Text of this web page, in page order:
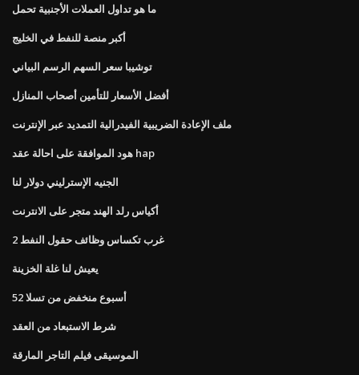
ما هو تداول العملات الأجنبية تحمل
أكبر منصة للنفط في الخليج
توشيبا سعر السهم الرسم البياني
أفضل الأسعار للتأمين أصحاب المنازل
ملف الإعادة الضريبية الفيدرالية التمديد عبر الإنترنت
هود الموافقة على احالة عقد hap
الجنيه الإسترليني دولار لنا
أكياس رلد الهند متجر على الانترنت
غرب تكساس وظائف حقول النفط 2
يعيش لنا غلة الخزينة
52 أسبوع منخفض من تسلا
شرط الاستبعاد من العقد
الموسيقى فيلم التاجر المارقة